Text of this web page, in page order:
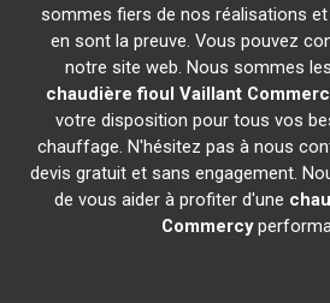
sommes fiers de nos réalisations
en sont la preuve. Vous pouvez
notre site web. Nous sommes
chaudière fioul Vaillant
votre disposition pour tous vos
chauffage. N'hésitez pas à nous
devis gratuit et sans engagement.
de vous aider à profiter d'une
Commercy